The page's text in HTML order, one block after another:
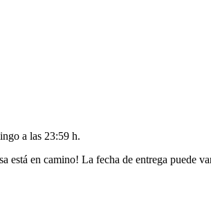
a las 23:59 h.
está en camino! La fecha de entrega puede